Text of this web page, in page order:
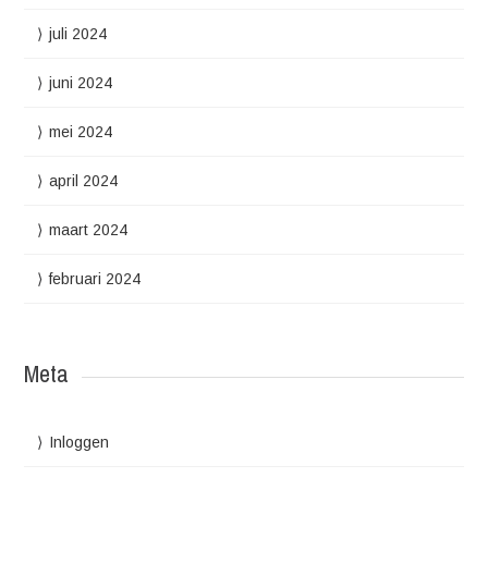
juli 2024
juni 2024
mei 2024
april 2024
maart 2024
februari 2024
Meta
Inloggen